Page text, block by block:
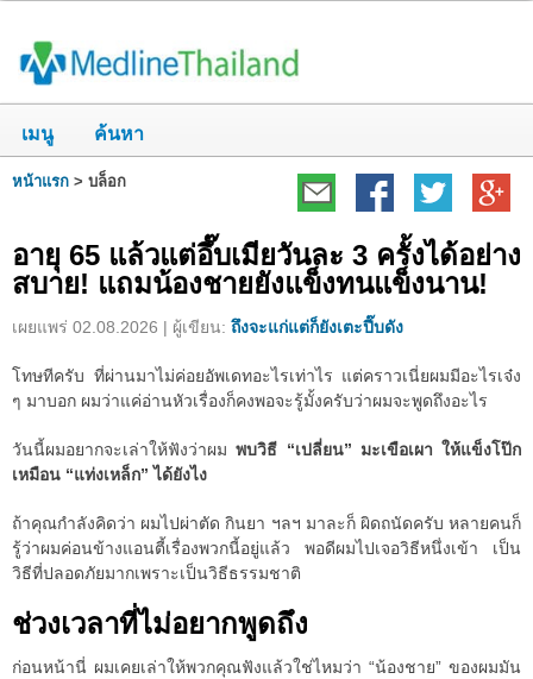
เมนู ค้นหา
หน้าแรก > บล็อก
อายุ 65 แล้วแต่อึ๊บเมียวันละ 3 ครั้งได้อย่าง
สบาย! แถมน้องชายยังแข็งทนแข็งนาน!
เผยแพร่ 02.08.2026 | ผู้เขียน: ถึงจะแก่แต่ก็ยังเตะปี๊บดัง
โทษทีครับ ที่ผ่านมาไม่ค่อยอัพเดทอะไรเท่าไร แต่คราวเนี่ยผมมีอะไรเจ๋ง
ๆ มาบอก ผมว่าแค่อ่านหัวเรื่องก็คงพอจะรู้มั้งครับว่าผมจะพูดถึงอะไร
วันนี้ผมอยากจะเล่าให้ฟังว่าผมพบวิธี “เปลี่ยน” มะเขือเผา ให้แข็งโป๊ก
เหมือน “แท่งเหล็ก” ได้ยังไง
ถ้าคุณกำลังคิดว่า ผมไปผ่าตัด กินยา ฯลฯ มาละก็ ผิดถนัดครับ หลายคนก็
รู้ว่าผมค่อนข้างแอนตี้เรื่องพวกนี้อยู่แล้ว พอดีผมไปเจอวิธีหนึ่งเข้า เป็น
วิธีที่ปลอดภัยมากเพราะเป็นวิธีธรรมชาติ
ช่วงเวลาที่ไม่อยากพูดถึง
ก่อนหน้านี่ ผมเคยเล่าให้พวกคุณฟังแล้วใช่ไหมว่า “น้องชาย” ของผมมัน